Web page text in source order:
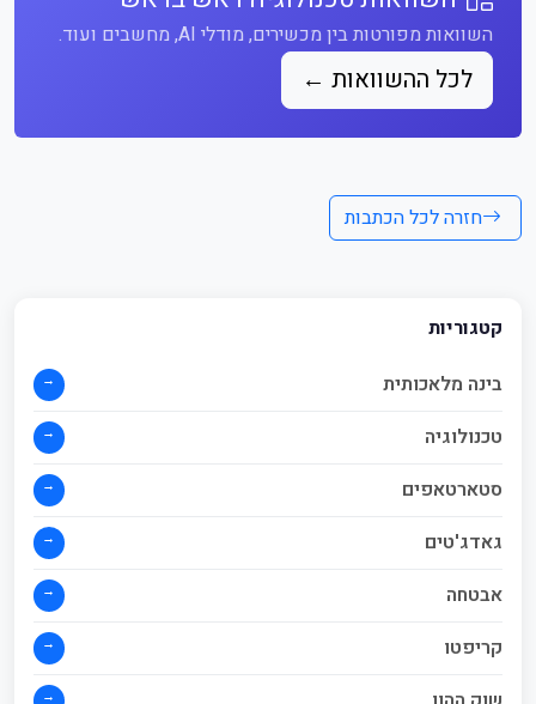
השוואות מפורטות בין מכשירים, מודלי AI, מחשבים ועוד.
לכל ההשוואות ←
חזרה לכל הכתבות
קטגוריות
בינה מלאכותית
→
טכנולוגיה →
סטארטאפים →
גאדג'טים →
אבטחה →
קריפטו →
→